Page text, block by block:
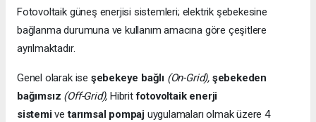
Fotovoltaik güneş enerjisi sistemleri; elektrik şebekesine
bağlanma durumuna ve kullanım amacına göre çeşitlere
ayrılmaktadır.
Genel olarak ise şebekeye bağlı (On-Grid), şebekeden
bağımsız (Off-Grid), Hibritfotovoltaik enerji
sistemivetarımsal pompaj uygulamaları olmak üzere 4